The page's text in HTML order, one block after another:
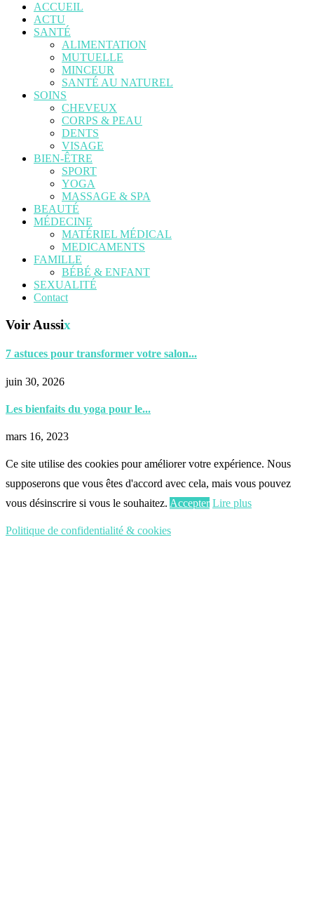
ACCUEIL
ACTU
SANTÉ
ALIMENTATION
MUTUELLE
MINCEUR
SANTÉ AU NATUREL
SOINS
CHEVEUX
CORPS & PEAU
DENTS
VISAGE
BIEN-ÊTRE
SPORT
YOGA
MASSAGE & SPA
BEAUTÉ
MÉDECINE
MATÉRIEL MÉDICAL
MEDICAMENTS
FAMILLE
BÉBÉ & ENFANT
SEXUALITÉ
Contact
Voir Aussix
7 astuces pour transformer votre salon...
juin 30, 2026
Les bienfaits du yoga pour le...
mars 16, 2023
Ce site utilise des cookies pour améliorer votre expérience. Nous
supposerons que vous êtes d'accord avec cela, mais vous pouvez
vous désinscrire si vous le souhaitez. Accepter Lire plus
Politique de confidentialité & cookies